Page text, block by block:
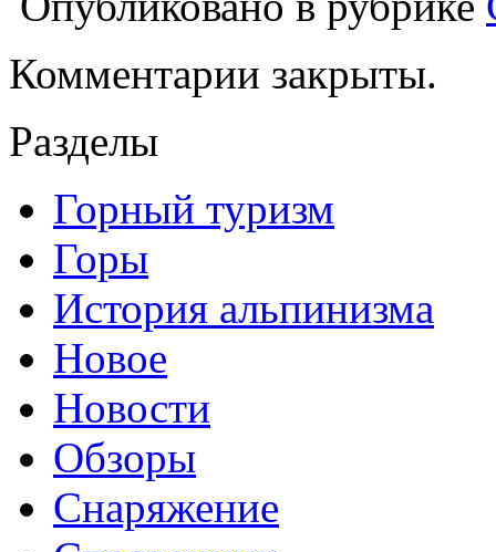
Комментарии закрыты.
Разделы
Горный туризм
Горы
История альпинизма
Новое
Новости
Обзоры
Снаряжение